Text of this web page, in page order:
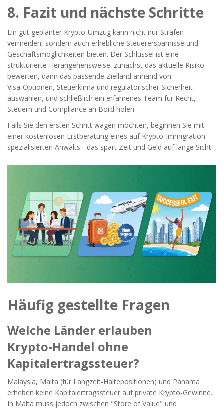
8. Fazit und nächste Schritte
Ein gut geplanter Krypto‑Umzug kann nicht nur Strafen
vermeiden, sondern auch erhebliche Steuerersparnisse und
Geschäftsmöglichkeiten bieten. Der Schlüssel ist eine
strukturierte Herangehensweise: zunächst das aktuelle Risiko
bewerten, dann das passende Zielland anhand von
Visa‑Optionen, Steuerklima und regulatorischer Sicherheit
auswählen, und schließlich ein erfahrenes Team für Recht,
Steuern und Compliance an Bord holen.
Falls Sie den ersten Schritt wagen möchten, beginnen Sie mit
einer kostenlosen Erstberatung eines auf Krypto‑Immigration
spezialisierten Anwalts - das spart Zeit und Geld auf lange Sicht.
Häufig gestellte Fragen
Welche Länder erlauben
Krypto‑Handel ohne
Kapitalertragssteuer?
Malaysia, Malta (für Langzeit‑Haltepositionen) und Panama
erheben keine Kapitalertragssteuer auf private Krypto‑Gewinne.
In Malta muss jedoch zwischen "Store of Value" und